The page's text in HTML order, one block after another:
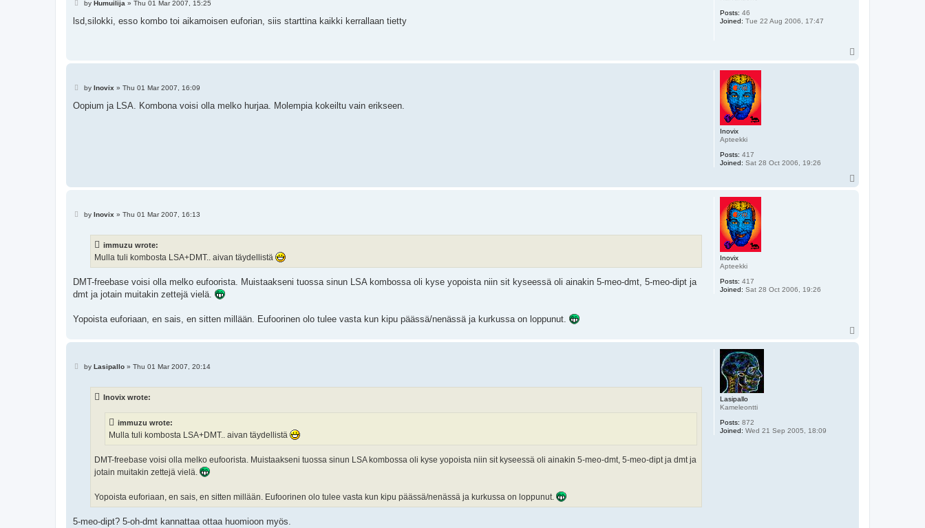
Posts: 46
Joined: Tue 22 Aug 2006, 17:47
P
s
by Humuilija » Thu 01 Mar 2007, 15:25
lsd,silokki, esso kombo toi aikamoisen euforian, siis starttina kaikki kerrallaan tietty
Inovix
Apteekki
Posts: 417
Joined: Sat 28 Oct 2006, 19:26
P
s
by Inovix » Thu 01 Mar 2007, 16:09
Oopium ja LSA. Kombona voisi olla melko hurjaa. Molempia kokeiltu vain erikseen.
Inovix
Apteekki
Posts: 417
Joined: Sat 28 Oct 2006, 19:26
Pby Inovix » Thu 01 Mar 2007, 16:13
immuzu wrote:
Mulla tuli kombosta LSA+DMT.. aivan täydellistä
DMT-freebase voisi olla melko eufoorista. Muistaakseni tuossa sinun LSA kombossa oli kyse yopoista niin sit kyseessä oli ainakin 5-meo-dmt, 5-meo-dipt ja
dmt ja jotain muitakin zettejä vielä.
Yopoista euforiaan, en sais, en sitten millään. Eufoorinen olo tulee vasta kun kipu päässä/nenässä ja kurkussa on loppunut.
Lasipallo
Kameleontti
Posts: 872
Joined: Wed 21 Sep 2005, 18:09
Pby Lasipallo» Thu 01 Mar 2007, 20:14
Inovix wrote:
immuzu wrote:
Mulla tuli kombosta LSA+DMT.. aivan täydellistä
DMT-freebase voisi olla melko eufoorista. Muistaakseni tuossa sinun LSA kombossa oli kyse yopoista niin sit kyseessä oli ainakin 5-meo-dmt, 5-meo-dipt ja dmt ja
jotain muitakin zettejä vielä.
Yopoista euforiaan, en sais, en sitten millään. Eufoorinen olo tulee vasta kun kipu päässä/nenässä ja kurkussa on loppunut.
5-meo-dipt? 5-oh-dmt kannattaa ottaa huomioon myös.